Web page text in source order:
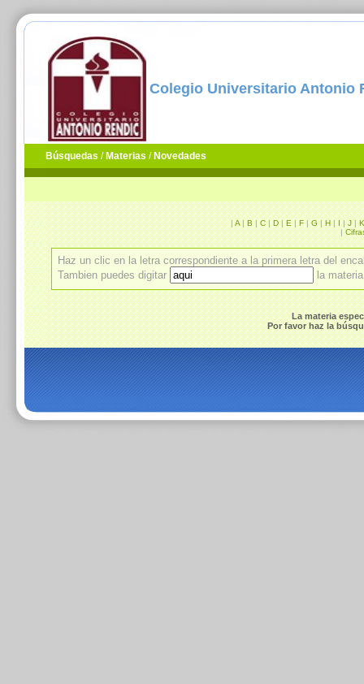
Colegio Universitario Antonio
Búsquedas / Materias / Novedades
|A|B|C|D|E|F|G|H|I|J|K
|
Haz un clic en la letra correspondiente a la primera letra del
Tambien puedes digitar
la
La materia
Por favor haz la